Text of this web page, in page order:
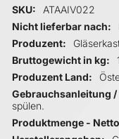
Mehr Informationen
SKU
ATAAIV022
Nicht lieferbar nach
Produzent
Bruttogewicht in kg
Produzent Land
Gebrauchsanleitung /
spülen.
Produktmenge -